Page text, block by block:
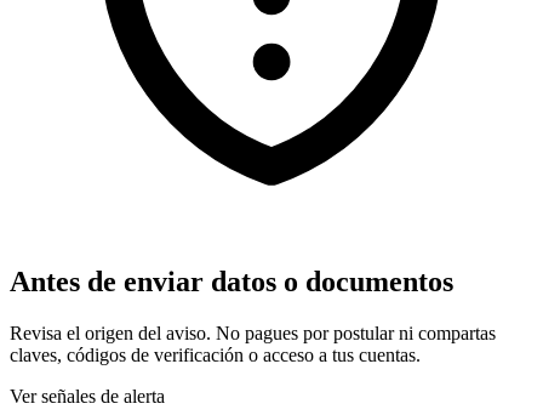
Antes de enviar datos o documentos
Revisa el origen del aviso. No pagues por postular ni compartas
claves, códigos de verificación o acceso a tus cuentas.
Ver señales de alerta